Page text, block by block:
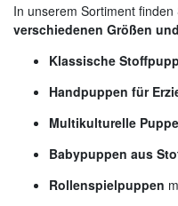
In unserem Sortiment
verschiedenen Größen
Klassische
Handpuppen für
Multikulturelle
Babypuppen aus
Rollenspielpuppen